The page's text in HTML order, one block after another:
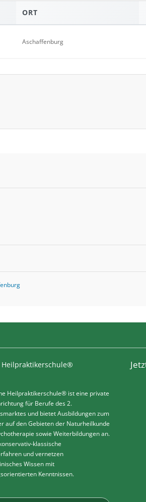
ORT
Aschaffenburg
Heilpraktikerschule®
Heilpraktikerschule® ist eine private
für Berufe des 2.
und bietet Ausbildungen zum
auf den Gebieten der Naturheilkunde
sowie Weiterbildungen an.
klassische
und vernetzen
Wissen mit
Kenntnissen.